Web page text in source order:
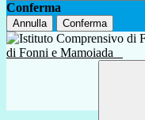
Conferma
Annulla Conferma
di Fonni e Mamoiada